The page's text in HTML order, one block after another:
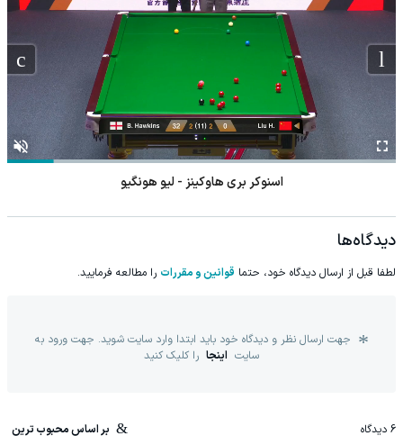
اسنوکر بری هاوکینز - لیو هونگیو
دیدگاه‌ها
لطفا قبل از ارسال دیدگاه خود، حتما قوانین و مقررات را مطالعه فرمایید.
جهت ارسال نظر و دیدگاه خود باید ابتدا وارد سایت شوید. جهت ورود به
سایت اینجا را کلیک کنید
6 دیدگاه بر اساس محبوب ترین